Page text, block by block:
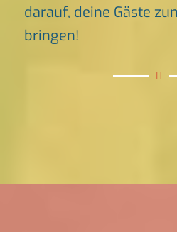
darauf, deine Gäste
bringen!